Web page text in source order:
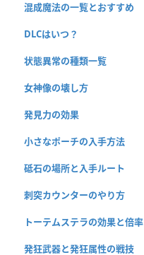
混成魔法の一覧とおすすめ
DLCはいつ？
状態異常の種類一覧
女神像の壊し方
発見力の効果
小さなポーチの入手方法
砥石の場所と入手ルート
刺突カウンターのやり方
トーテムステラの効果と倍率
発狂武器と発狂属性の戦技